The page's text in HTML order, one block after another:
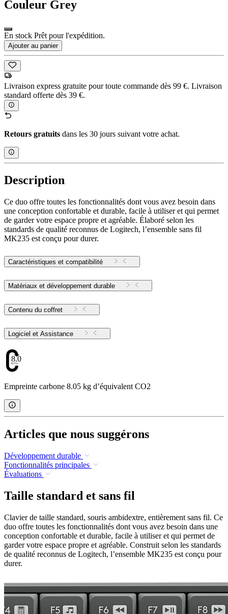
Couleur Grey
En stock Prêt pour l'expédition.
Ajouter au panier
Livraison express gratuite pour toute commande dès 99 €. Livraison
standard offerte dès 39 €.
Retours gratuits dans les 30 jours suivant votre achat.
Description
Ce duo offre toutes les fonctionnalités dont vous avez besoin dans
une conception confortable et durable, facile à utiliser et qui permet
de garder votre espace propre et agréable. Élaboré selon les
standards de qualité reconnus de Logitech, l’ensemble sans fil
MK235 est conçu pour durer.
Caractéristiques et compatibilité
Matériaux et développement durable
Contenu du coffret
Logiciel et Assistance
8.05
Empreinte carbone 8.05 kg d’équivalent CO2
Articles que nous suggérons
Développement durable
Fonctionnalités principales
Évaluations
Taille standard et sans fil
Clavier de taille standard, souris ambidextre, entièrement sans fil. Ce
duo offre toutes les fonctionnalités dont vous avez besoin dans une
conception confortable et durable, facile à utiliser et qui permet de
garder votre espace propre et agréable. Construit selon les standards
de qualité reconnus de Logitech, l’ensemble MK235 est conçu pour
durer.